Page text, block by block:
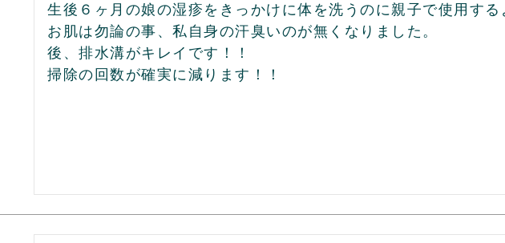
生後６ヶ月の娘の湿疹をきっかけに体を洗うのに親子で使用する
お肌は勿論の事、私自身の汗臭いのが無くなりました。
後、排水溝がキレイです！！
掃除の回数が確実に減ります！！